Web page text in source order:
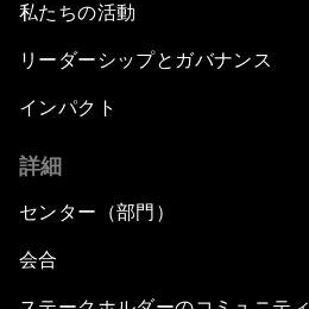
私たちの活動
リーダーシップとガバナンス
インパクト
詳細
センター（部門）
会合